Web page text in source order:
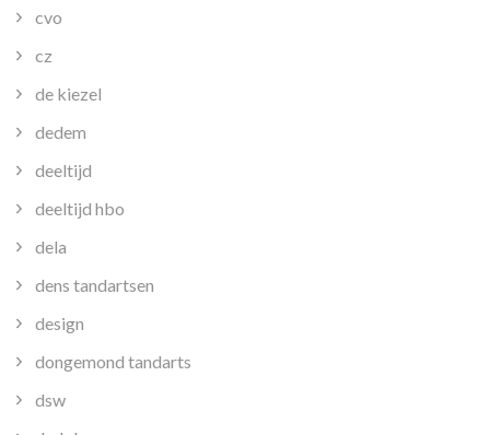
cvo
cz
de kiezel
dedem
deeltijd
deeltijd hbo
dela
dens tandartsen
design
dongemond tandarts
dsw